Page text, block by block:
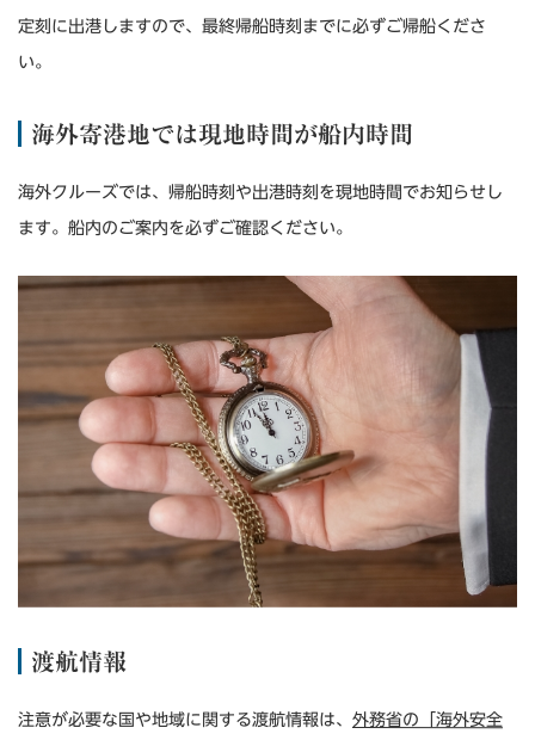
定刻に出港しますので、最終帰船時刻までに必ずご帰船くださ
い。
海外寄港地では現地時間が船内時間
海外クルーズでは、帰船時刻や出港時刻を現地時間でお知らせし
ます。船内のご案内を必ずご確認ください。
渡航情報
注意が必要な国や地域に関する渡航情報は、外務省の「海外安全